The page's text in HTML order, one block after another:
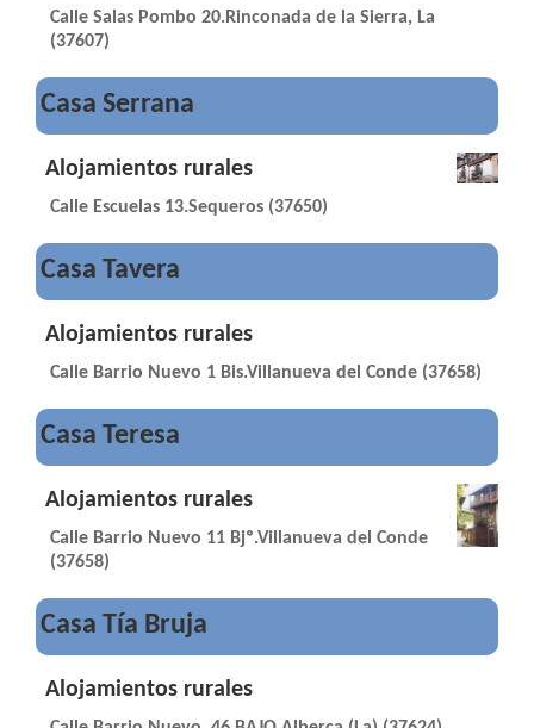
Calle Salas Pombo 20.Rinconada de la Sierra, La
(37607)
Casa Serrana
Alojamientos rurales
Calle Escuelas 13.Sequeros (37650)
Casa Tavera
Alojamientos rurales
Calle Barrio Nuevo 1 Bis.Villanueva del Conde (37658)
Casa Teresa
Alojamientos rurales
Calle Barrio Nuevo 11 Bjº.Villanueva del Conde
(37658)
Casa Tía Bruja
Alojamientos rurales